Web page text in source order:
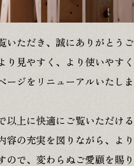
いただき、誠にありがとうご
り見やすく、より使いやすく
ージをリニューアルいたしま
以上に快適にご覧いただける
容の充実を図りながら、より
ので、変わらぬご愛顧を賜り